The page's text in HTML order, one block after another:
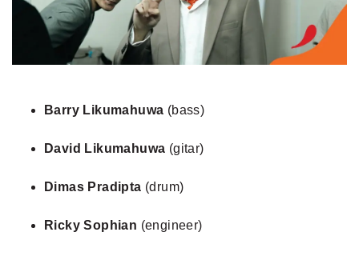
Barry Likumahuwa (bass)
David Likumahuwa (gitar)
Dimas Pradipta (drum)
Ricky Sophian (engineer)